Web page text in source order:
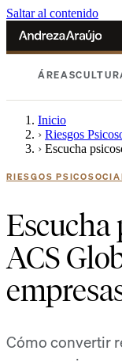
Saltar al contenido
ÁREAS
Inicio
› Riesgos
› Escucha
RIESGOS
Escucha
ACS
Cómo convertir